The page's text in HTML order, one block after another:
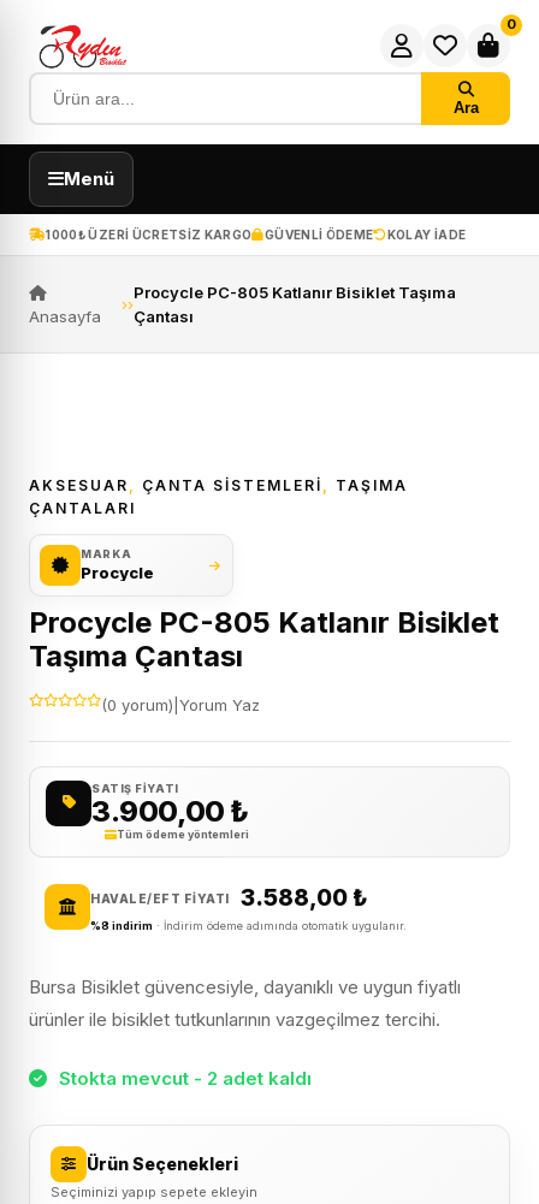
Ara
0
Menü
1000₺ ÜZERI ÜCRETSIZ KARGO GÜVENLI ÖDEME KOLAY IADE
Anasayfa
››
Procycle PC-805 Katlanır Bisiklet Taşıma
Çantası
AKSESUAR ÇANTA SISTEMLERI
TAŞIMA
ÇANTALARI
MARKA
Procycle
Procycle PC-805 Katlanır Bisiklet
Taşıma Çantası
(0 yorum) Yorum Yaz
SATIŞ FIYATI
3.900,00 ₺
Tüm ödeme yöntemleri
HAVALE/EFT FIYATI 3.588,00 ₺
%8 indirim · İndirim ödeme adımında otomatik uygulanır.
Bursa Bisiklet güvencesiyle, dayanıklı ve uygun fiyatlı
ürünler ile bisiklet tutkunlarının vazgeçilmez tercihi.
Stokta mevcut - 2 adet kaldı
Ürün Seçenekleri
Seçiminizi yapıp sepete ekleyin